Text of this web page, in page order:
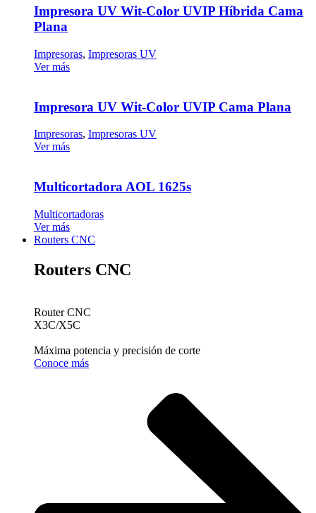
Impresora UV Wit-Color UVIP Híbrida Cama
Plana
Impresoras, Impresoras UV
Ver más
Impresora UV Wit-Color UVIP Cama Plana
Impresoras, Impresoras UV
Ver más
Multicortadora AOL 1625s
Multicortadoras
Ver más
Routers CNC
Routers CNC
Router CNC
X3C/X5C
Máxima potencia y precisión de corte
Conoce más